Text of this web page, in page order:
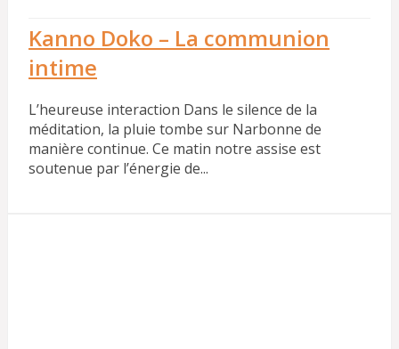
Kanno Doko – La communion
intime
L’heureuse interaction Dans le silence de la
méditation, la pluie tombe sur Narbonne de
manière continue. Ce matin notre assise est
soutenue par l’énergie de...